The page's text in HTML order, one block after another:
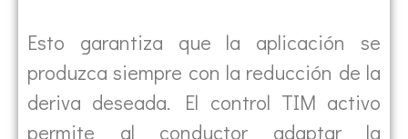
Esto garantiza que la aplicación se
produzca siempre con la reducción de la
deriva deseada. El control TIM activo
permite al conductor adaptar la